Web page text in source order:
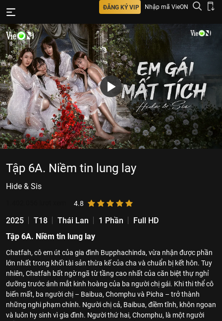
ĐĂNG KÝ VIP Nhập mã VieON
Tập 6A. Niềm tin lung lay
Hide & Sis
4.8
2025 T18 Thái Lan 1 Phần
Full HD
Tập 6A. Niềm tin lung lay
Chatfah, cô em út của gia đình Bupphachinda, vừa nhận được phần
lớn nhất trong khối tài sản thừa kế của cha và chuẩn bị kết hôn. Tuy
nhiên, Chatfah bất ngờ ngã từ tầng cao nhất của căn biệt thự nghỉ
dưỡng trước ánh mắt kinh hoàng của ba người chị gái. Khi thi thể cô
biến mất, ba người chị – Baibua, Chomphu và Picha – trở thành
những nghi phạm chính. Người chị cả, Baibua, điềm tĩnh, khôn ngoan
và luôn hy sinh vì gia đình. Người thứ hai, Chomphu, là một người